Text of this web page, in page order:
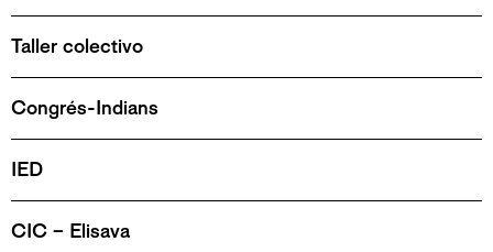
Taller colectivo
Congrés-Indians
IED
CIC – Elisava